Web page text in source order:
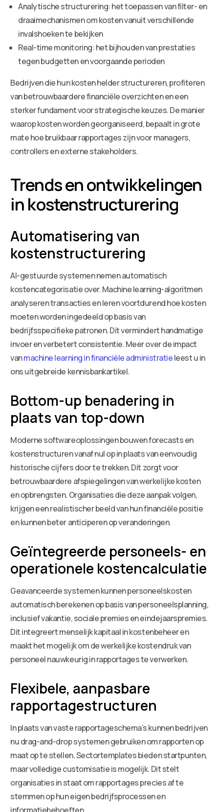
Analytische structurering: het toepassen van filter- en
draaimechanismen om kosten vanuit verschillende
invalshoeken te bekijken
Real-time monitoring: het bijhouden van prestaties
tegen budgetten en voorgaande perioden
Bedrijven die hun kosten helder structureren, profiteren
van betrouwbaardere financiële overzichten en een
sterker fundament voor strategische keuzes. De manier
waarop kosten worden georganiseerd, bepaalt in grote
mate hoe bruikbaar rapportages zijn voor managers,
controllers en externe stakeholders.
Trends en ontwikkelingen
in kostenstructurering
Automatisering van
kostenstructurering
AI-gestuurde systemen nemen automatisch
kostencategorisatie over. Machine learning-algoritmen
analyseren transacties en leren voortdurend hoe kosten
moeten worden ingedeeld op basis van
bedrijfsspecifieke patronen. Dit vermindert handmatige
invoer en verbetert consistentie. Meer over de impact
vanmachine learning in financiële administratieleest u in
ons uitgebreide kennisbankartikel.
Bottom-up benadering in
plaats van top-down
Moderne softwareoplossingen bouwen forecasts en
kostenstructuren vanaf nul op in plaats van eenvoudig
historische cijfers door te trekken. Dit zorgt voor
betrouwbaardere afspiegelingen van werkelijke kosten
en opbrengsten. Organisaties die deze aanpak volgen,
krijgen een realistischer beeld van hun financiële positie
en kunnen beter anticiperen op veranderingen.
Geïntegreerde personeels- en
operationele kostencalculatie
Geavanceerde systemen kunnen personeelskosten
automatisch berekenen op basis van personeelsplanning,
inclusief vakantie, sociale premies en eindejaarspremies.
Dit integreert menselijk kapitaal in kostenbeheer en
maakt het mogelijk om de werkelijke kostendruk van
personeel nauwkeurig in rapportages te verwerken.
Flexibele, aanpasbare
rapportagestructuren
In plaats van vaste rapportageschema’s kunnen bedrijven
nu drag-and-drop systemen gebruiken om rapporten op
maat op te stellen. Sectortemplates bieden startpunten,
maar volledige customisatie is mogelijk. Dit stelt
organisaties in staat om rapportages precies af te
stemmen op hun eigen bedrijfsprocessen en
informatiebehoeften.